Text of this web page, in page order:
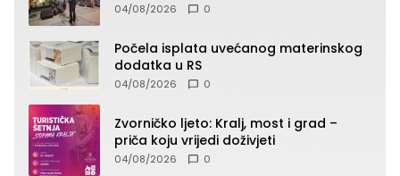
04/08/2026 0
Počela isplata uvećanog materinskog
dodatka u RS
04/08/2026 0
Zvorničko ljeto: Kralj, most i grad –
priča koju vrijedi doživjeti
04/08/2026 0